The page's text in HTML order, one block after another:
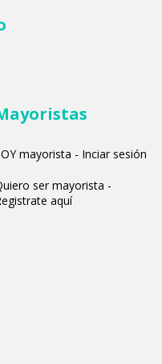
mayorista - Inciar sesión
ser mayorista -
aquí